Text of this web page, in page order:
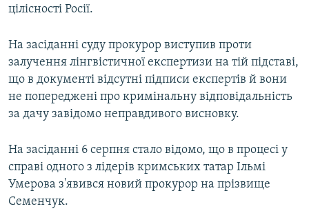
цілісності Росії.
На засіданні суду прокурор виступив проти
залучення лінгвістичної експертизи на тій підставі,
що в документі відсутні підписи експертів й вони
не попереджені про кримінальну відповідальність
за дачу завідомо неправдивого висновку.
На засіданні 6 серпня стало відомо, що в процесі у
справі одного з лідерів кримських татар Ільмі
Умерова з'явився новий прокурор на прізвище
Семенчук.